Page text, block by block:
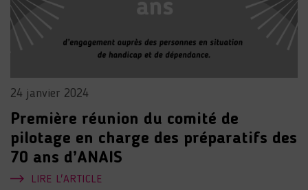
24 janvier 2024
Première réunion du comité de
pilotage en charge des préparatifs des
70 ans d’ANAIS
LIRE L'ARTICLE